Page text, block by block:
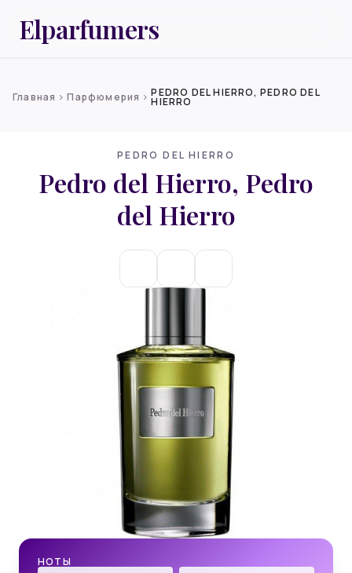
Elparfumers
Главная chevron_rightПарфюмерия chevron_rightPEDRO DEL HIERRO, PEDRO DEL
HIERRO
PEDRO DEL HIERRO
Pedro del Hierro, Pedro
del Hierro
НОТЫ